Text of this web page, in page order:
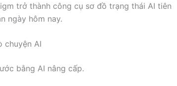
trở thành công cụ sơ đồ trạng thái AI tiên
ngày hôm nay.
chuyện AI
bằng AI nâng cấp.